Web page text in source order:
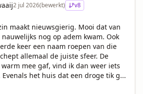
2 jul 2026(bewerkt) v8
maakt nieuwsgierig. Mooi dat van
nog op adem kwam. Ook
keer een naam roepen van die
allemaal de juiste sfeer. De
mee gaf, vind ik dan weer iets
het huis dat een droge tik g...